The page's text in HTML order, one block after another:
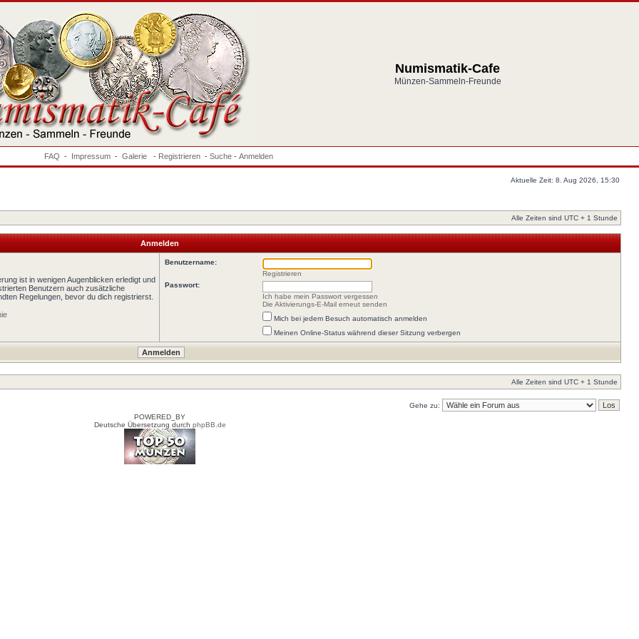
Numismatik-Cafe
Münzen-Sammeln-Freunde
FAQ - Impressum - Galerie - Registrieren - Suche - Anmelden
Aktuelle Zeit: 8. Aug 2026, 15:30
Alle Zeiten sind UTC + 1 Stunde
Anmelden
ist in wenigen Augenblicken erledigt und
Benutzern auch zusätzliche
Regelungen, bevor du dich registrierst.
Benutzername:
Registrieren
Passwort:
Ich habe mein Passwort vergessen
Die Aktivierungs-E-Mail erneut senden
Mich bei jedem Besuch automatisch anmelden
Meinen Online-Status während dieser Sitzung verbergen
Alle Zeiten sind UTC + 1 Stunde
Gehe zu:
POWERED_BY
Deutsche Übersetzung durch phpBB.de